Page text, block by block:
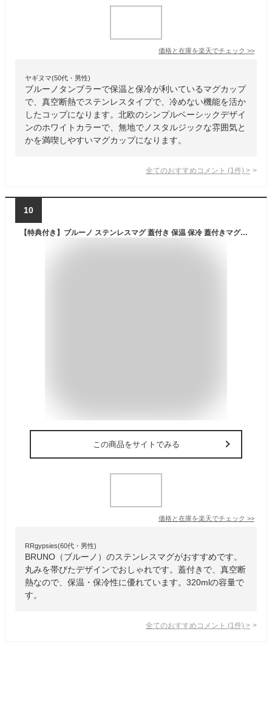
価格と在庫を楽天でチェック >>
ヤギヌマ(50代・男性)
ブルーノタンブラーで保温と保冷が利いているマグカップ
で、真空断熱でステンレスタイプで、冷めない機能を活か
したコップになります。北欧のシンプルベーシックデザイ
ンのホワイトカラーで、無地でノスタルジックな雰囲気と
かを満喫しやすいマグカップになります。
全てのおすすめコメント (1 件) >
10
【特典付き】ブルーノ ステンレスマグ 蓋付き 保温 保冷 蓋付きマグカップ 保温マグカップ マグカップ 北欧 ステンレス 320mL おしゃれ 真空断熱 フタ付 タンブラー アウトドア コップ マグ 紅茶 キャンプ かわいい BHK262［ BRUNO 蓋つきステンレスマグ short ］
この商品をサイトでみる
価格と在庫を楽天でチェック >>
RRgypsies(60代・男性)
BRUNO（ブルーノ）のステンレスマグがおすすめです。
丸みを帯びたデザインでおしゃれです。蓋付きで、真空断
熱なので、保温・保冷性に優れています。320mlの容量で
す。
全てのおすすめコメント (1 件) >